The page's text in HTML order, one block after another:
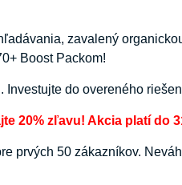
zavalený
Boost Packom!
do overeného
20% zľavu! Akcia platí do
prvých 50 zákazníkov.